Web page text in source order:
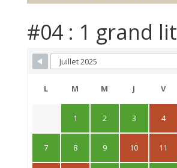
Skip Booking Form
#04 : 1 grand lit
L M M J V
1 2 3 4
7 8 9 10 11